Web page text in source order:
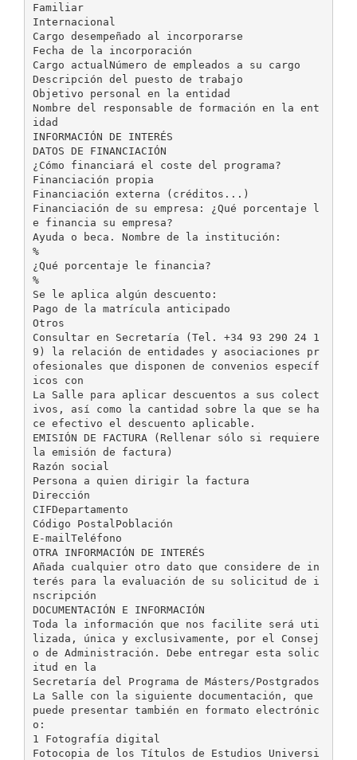
Familiar
Internacional
Cargo desempeñado al incorporarse
Fecha de la incorporación
Cargo actualNúmero de empleados a su cargo
Descripción del puesto de trabajo
Objetivo personal en la entidad
Nombre del responsable de formación en la ent
idad
INFORMACIÓN DE INTERÉS
DATOS DE FINANCIACIÓN
¿Cómo financiará el coste del programa?
Financiación propia
Financiación externa (créditos...)
Financiación de su empresa: ¿Qué porcentaje l
e financia su empresa?
Ayuda o beca. Nombre de la institución:
%
¿Qué porcentaje le financia?
%
Se le aplica algún descuento:
Pago de la matrícula anticipado
Otros
Consultar en Secretaría (Tel. +34 93 290 24 1
9) la relación de entidades y asociaciones pr
ofesionales que disponen de convenios específ
icos con
La Salle para aplicar descuentos a sus colect
ivos, así como la cantidad sobre la que se ha
ce efectivo el descuento aplicable.
EMISIÓN DE FACTURA (Rellenar sólo si requiere
la emisión de factura)
Razón social
Persona a quien dirigir la factura
Dirección
CIFDepartamento
Código PostalPoblación
E-mailTeléfono
OTRA INFORMACIÓN DE INTERÉS
Añada cualquier otro dato que considere de in
terés para la evaluación de su solicitud de i
nscripción
DOCUMENTACIÓN E INFORMACIÓN
Toda la información que nos facilite será uti
lizada, única y exclusivamente, por el Consej
o de Administración. Debe entregar esta solic
itud en la
Secretaría del Programa de Másters/Postgrados
La Salle con la siguiente documentación, que
puede presentar también en formato electrónic
o:
1 Fotografía digital
Fotocopia de los Títulos de Estudios Universi